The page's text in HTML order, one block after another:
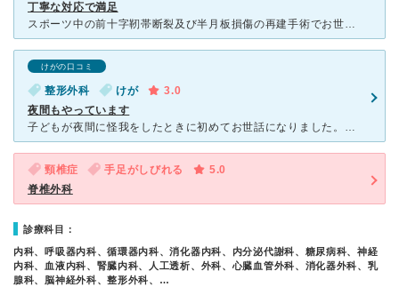
丁寧な対応で満足
スポーツ中の前十字靭帯断裂及び半月板損傷の再建手術でお世話になりました。 知り合いの医療関係者から紹介を受けて受診しました。 スポーツ整形の先生はオリンピックスキーチームの帯同ドクターで、スポーツ
けがの口コミ
整形外科 けが
3.0
夜間もやっています
子どもが夜間に怪我をしたときに初めてお世話になりました。病院の隣に「こうかんクリニック」という系列の病院があって、診察券は共有のものになっています。この日は緊急オペが入ったということで、診察に１時間ほ
頸椎症 手足がしびれる
5.0
脊椎外科
診療科目：
内科、呼吸器内科、循環器内科、消化器内科、内分泌代謝科、糖尿病科、神経
内科、血液内科、腎臓内科、人工透析、外科、心臓血管外科、消化器外科、乳
腺科、脳神経外科、整形外科、…